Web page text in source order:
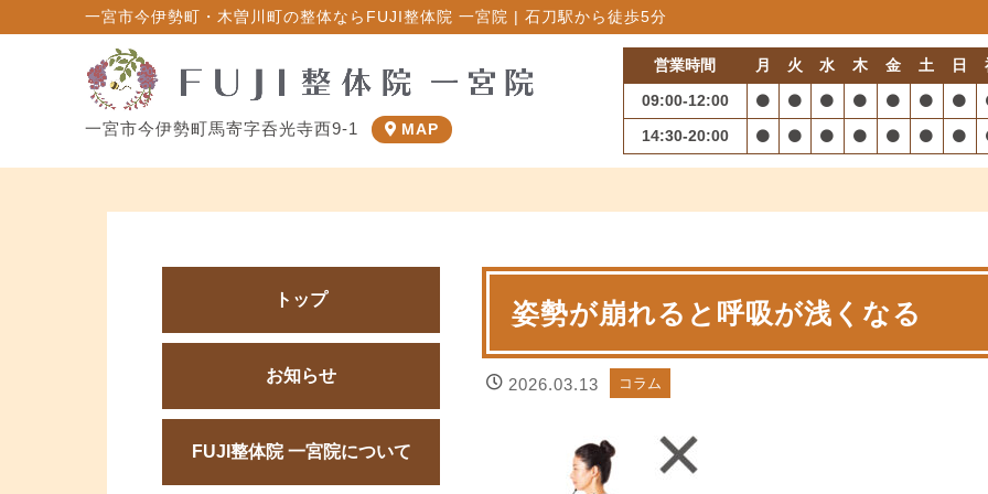
一宮市今伊勢町・木曽川町の整体ならFUJI整体院 一宮院 | 石刀駅から徒歩5分
一宮市今伊勢町馬寄字呑光寺西9-1 MAP
営業時間 月 火 水 木 金 土 日
09:00-12:00
14:30-20:00
姿勢が崩れると呼吸が浅くなる
2026.03.13 コラム
トップ
お知らせ
FUJI整体院 一宮院について